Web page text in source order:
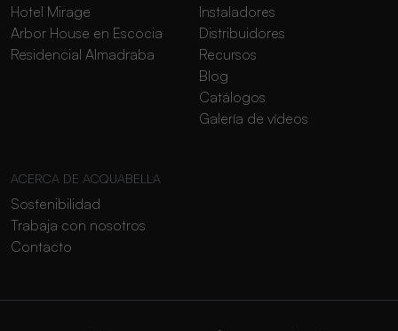
Hotel Mirage
Arbor House en Escocia
Residencial Almadraba
Instaladores
Distribuidores
Recursos
Blog
Catálogos
Galería de vídeos
ACERCA DE ACQUABELLA
Sostenibilidad
Trabaja con nosotros
Contacto